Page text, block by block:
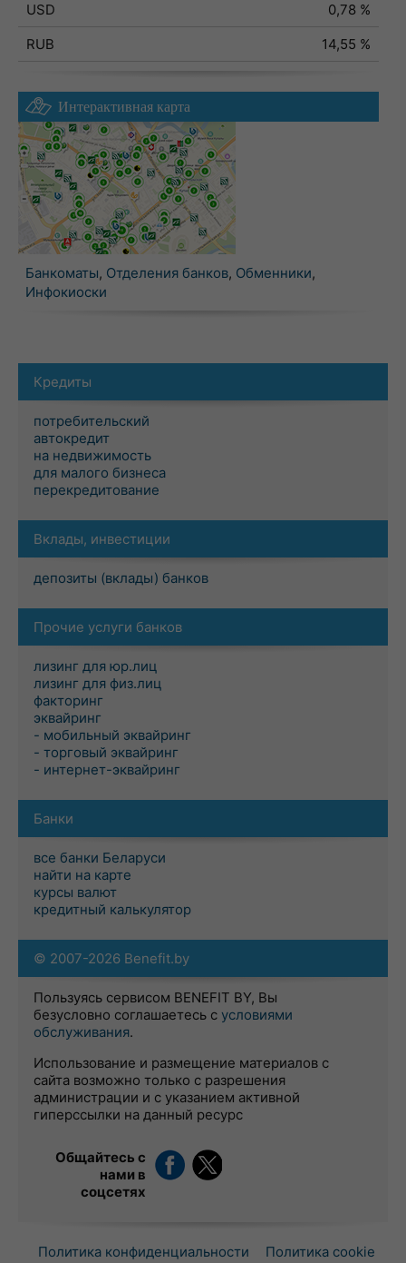
USD
0,78 %
RUB
14,55 %
Интерактивная карта
Банкоматы, Отделения банков, Обменники,
Инфокиоски
Кредиты
потребительский
автокредит
на недвижимость
для малого бизнеса
перекредитование
Вклады, инвестиции
депозиты (вклады) банков
Прочие услуги банков
лизинг для юр.лиц
лизинг для физ.лиц
факторинг
эквайринг
- мобильный эквайринг
- торговый эквайринг
- интернет-эквайринг
Банки
все банки Беларуси
найти на карте
курсы валют
кредитный калькулятор
© 2007-2026 Benefit.by
Пользуясь сервисом BENEFIT BY, Вы
безусловно соглашаетесь с условиями
обслуживания.
Использование и размещение материалов с
сайта возможно только с разрешения
администрации и с указанием активной
гиперссылки на данный ресурс
Общайтесь с
нами в
соцсетях
Политика конфиденциальности
Политика cookie